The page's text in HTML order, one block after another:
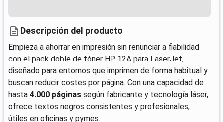
Descripción del producto
Empieza a ahorrar en impresión sin renunciar a fiabilidad
con el pack doble de tóner HP 12A para LaserJet,
diseñado para entornos que imprimen de forma habitual y
buscan reducir costes por página. Con una capacidad de
hasta 4.000 páginas según fabricante y tecnología láser,
ofrece textos negros consistentes y profesionales,
útiles en oficinas y pymes.